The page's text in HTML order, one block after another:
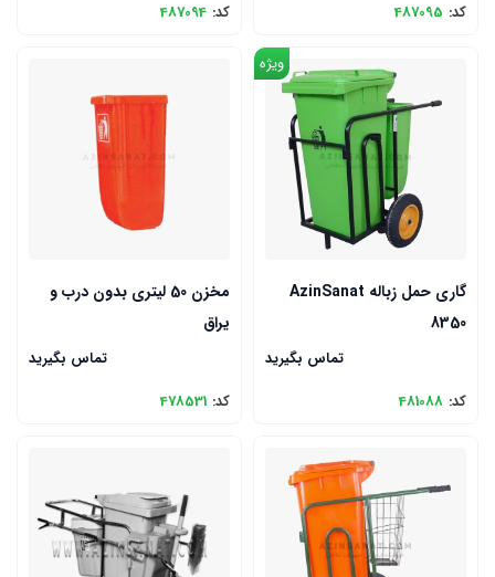
کد: 487095
کد: 487094
ویژه
گاری حمل زباله AzinSanat
8350
تماس بگیرید
کد: 481088
مخزن 50 لیتری بدون درب و
یراق
تماس بگیرید
کد: 478531